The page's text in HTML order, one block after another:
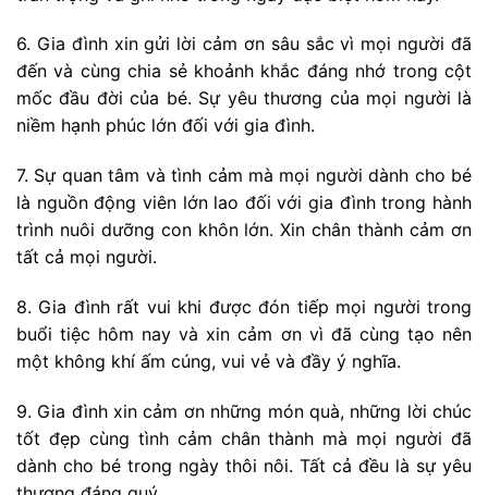
6. Gia đình xin gửi lời cảm ơn sâu sắc vì mọi người đã
đến và cùng chia sẻ khoảnh khắc đáng nhớ trong cột
mốc đầu đời của bé. Sự yêu thương của mọi người là
niềm hạnh phúc lớn đối với gia đình.
7. Sự quan tâm và tình cảm mà mọi người dành cho bé
là nguồn động viên lớn lao đối với gia đình trong hành
trình nuôi dưỡng con khôn lớn. Xin chân thành cảm ơn
tất cả mọi người.
8. Gia đình rất vui khi được đón tiếp mọi người trong
buổi tiệc hôm nay và xin cảm ơn vì đã cùng tạo nên
một không khí ấm cúng, vui vẻ và đầy ý nghĩa.
9. Gia đình xin cảm ơn những món quà, những lời chúc
tốt đẹp cùng tình cảm chân thành mà mọi người đã
dành cho bé trong ngày thôi nôi. Tất cả đều là sự yêu